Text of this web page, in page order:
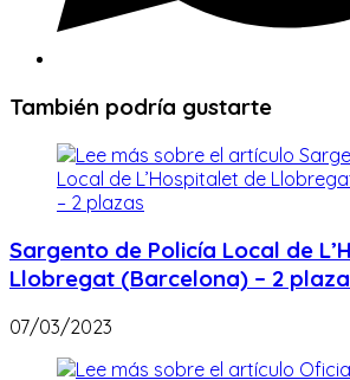
También podría gustarte
Sargento de Policía Local de
Llobregat (Barcelona) – 2
07/03/2023